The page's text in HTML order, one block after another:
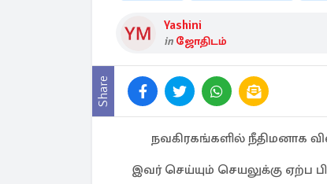
Yashini
in ஜோதிடம்
Share
நவகிரகங்களில் நீதிமனாக
இவர் செய்யும் செயலுக்கு ஏற்ப